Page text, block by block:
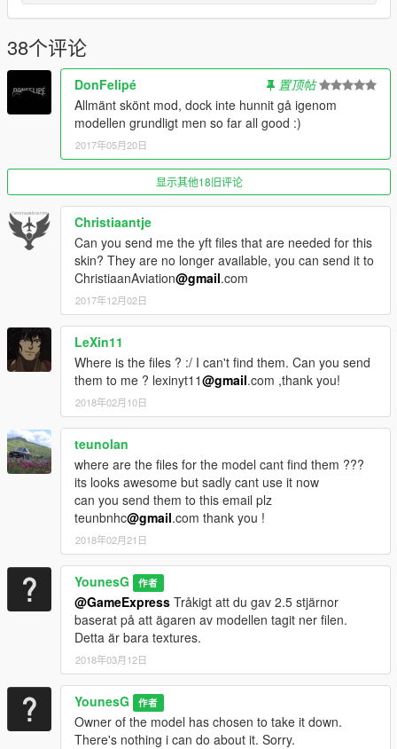
Handling Line: Chris Viper
Plates: YounesG
Full blue lightning: YounesG
Whelen ION Dashlight: Kieran Chandler
Whelen ION Dashlight Edits: ObsidianGames
Whelen ION Dashlight Textures: ObsidianGames
Whelen ION: ObsidianGames
Whelen ION Textures: ObsidianGames
Whelen ION Edit: YounesG
Premier Hazard Button Blast: ObsidianGames
Premier Hazard Button Blast Textures: ObsidianGames
Traffic Cone: Rockstar Games
Brush: Rockstar Games
Fire Extinguisher: Rockstar Games
Tow Hook: Kieran Chandler
38个评论
DonFelipé
置顶帖
Allmänt skönt mod, dock inte hunnit gå igenom
modellen grundligt men so far all good :)
2017年05月20日
显示其他18旧评论
Christiaantje
Can you send me the yft files that are needed for this
skin? They are no longer available, you can send it to
ChristiaanAviation@gmail.com
2017年12月02日
LeXin11
Where is the files ? :/ I can't find them. Can you send
them to me ? lexinyt11@gmail.com ,thank you!
2018年02月10日
teunolan
where are the files for the model cant find them ???
its looks awesome but sadly cant use it now
can you send them to this email plz
teunbnhc@gmail.com thank you !
2018年02月21日
YounesG 作者
@GameExpress Tråkigt att du gav 2.5 stjärnor
baserat på att ägaren av modellen tagit ner filen.
Detta är bara textures.
2018年03月12日
YounesG 作者
Owner of the model has chosen to take it down.
There's nothing i can do about it. Sorry.